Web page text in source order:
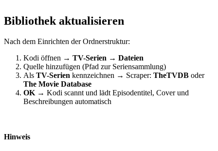
Bibliothek aktualisieren
Nach dem Einrichten der Ordnerstruktur:
Kodi öffnen → TV-Serien → Dateien
Quelle hinzufügen (Pfad zur Seriensammlung)
Als TV-Serien kennzeichnen → Scraper: TheTVDB oder
The Movie Database
OK → Kodi scannt und lädt Episodentitel, Cover und
Beschreibungen automatisch
Hinweis